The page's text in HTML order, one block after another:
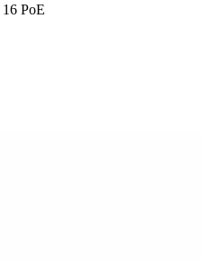
PoE